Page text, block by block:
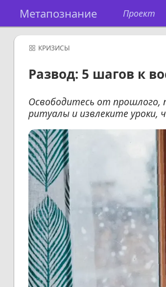
Метапознание Проект
КРИЗИСЫ
Развод: 5 шагов к
Освободитесь от прошлого,
ритуалы и извлеките уроки,